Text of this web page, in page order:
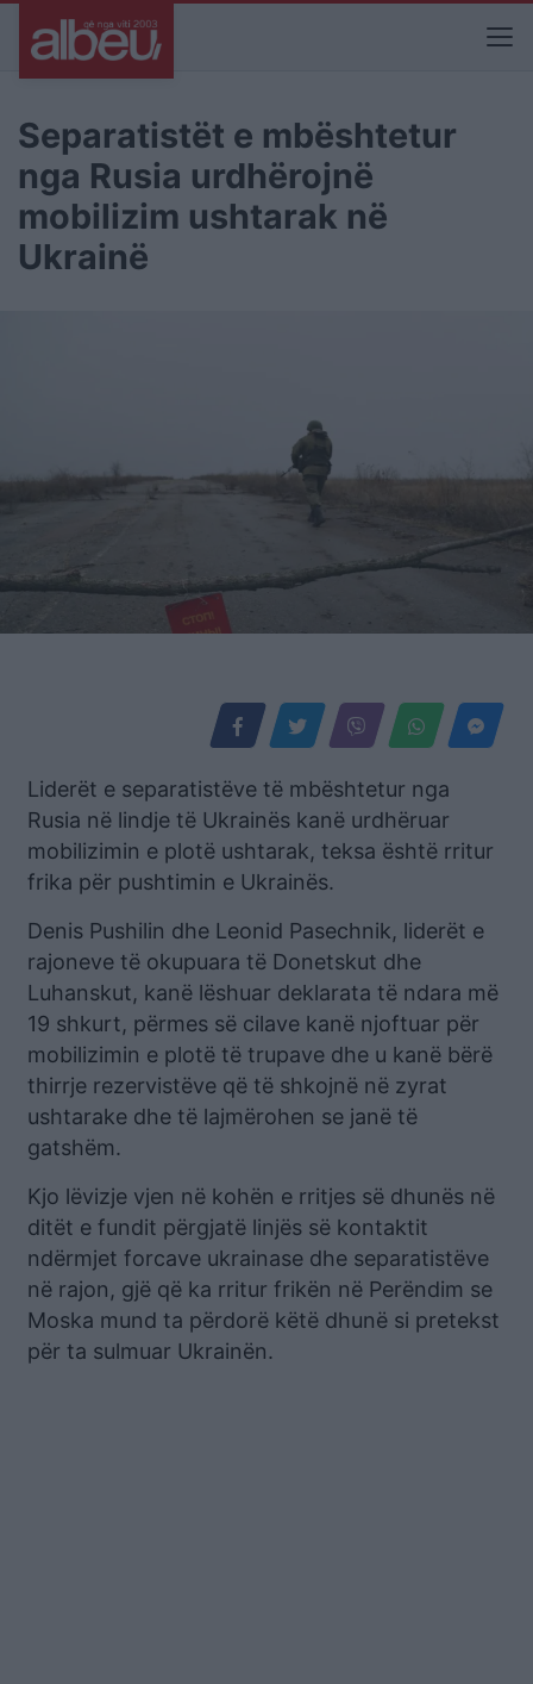
Separatistët e mbështetur
nga Rusia urdhërojnë
mobilizim ushtarak në
Ukrainë
Liderët e separatistëve të mbështetur nga
Rusia në lindje të Ukrainës kanë urdhëruar
mobilizimin e plotë ushtarak, teksa është rritur
frika për pushtimin e Ukrainës.
Denis Pushilin dhe Leonid Pasechnik, liderët e
rajoneve të okupuara të Donetskut dhe
Luhanskut, kanë lëshuar deklarata të ndara më
19 shkurt, përmes së cilave kanë njoftuar për
mobilizimin e plotë të trupave dhe u kanë bërë
thirrje rezervistëve që të shkojnë në zyrat
ushtarake dhe të lajmërohen se janë të
gatshëm.
Kjo lëvizje vjen në kohën e rritjes së dhunës në
ditët e fundit përgjatë linjës së kontaktit
ndërmjet forcave ukrainase dhe separatistëve
në rajon, gjë që ka rritur frikën në Perëndim se
Moska mund ta përdorë këtë dhunë si pretekst
për ta sulmuar Ukrainën.